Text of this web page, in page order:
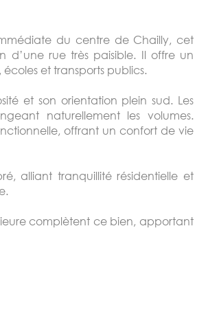
du centre de Chailly, cet
d’une rue très paisible. Il offre un
et transports publics.
et son orientation plein sud. Les
naturellement les volumes.
offrant un confort de vie
alliant tranquillité résidentielle et
complètent ce bien, apportant